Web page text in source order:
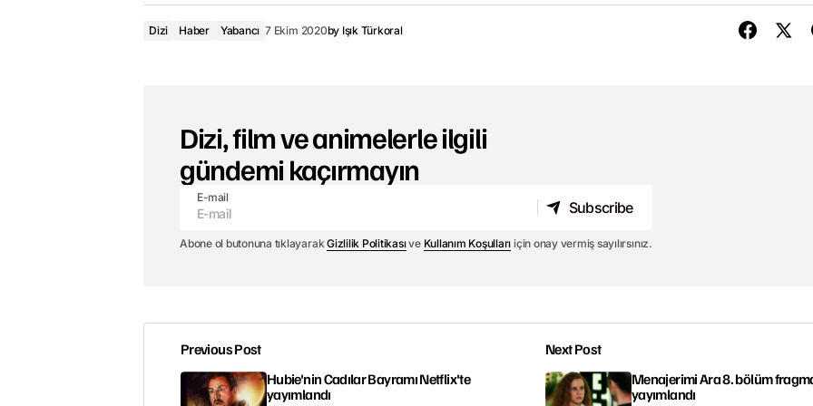
Dizi Haber Yabancı 7 Ekim 2020by Işık Türkoral
Dizi, film ve animelerle ilgili
gündemi kaçırmayın
E-mail
Subscribe
Abone ol butonuna tıklayarakGizlilik Politikasıve Kullanım Koşulları için onay vermiş sayılırsınız.
Previous Post
Hubie'nin Cadılar Bayramı Netflix'te
yayımlandı
Next Post
Menajerimi Ara 8. bölüm
yayımlandı